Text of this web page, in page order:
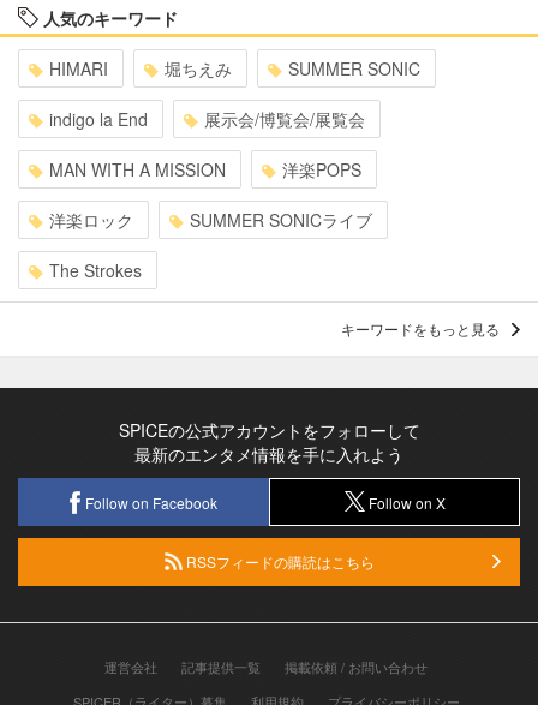
人気のキーワード
HIMARI 堀ちえみ SUMMER SONIC
indigo la End 展示会/博覧会/展覧会
MAN WITH A MISSION 洋楽POPS
洋楽ロック SUMMER SONICライブ
The Strokes
キーワードをもっと見る
SPICEの公式アカウントをフォローして
最新のエンタメ情報を手に入れよう
Follow on Facebook Follow on X
RSSフィードの購読はこちら
運営会社 記事提供一覧
掲載依頼 / お問い合わせ